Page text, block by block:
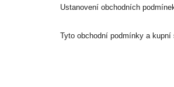
Ustanovení obchodních
Tyto obchodní podmínky a